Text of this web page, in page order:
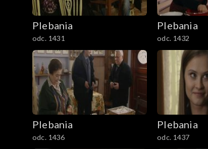
Plebania
odc. 1431
Plebania
odc. 1432
Plebania
odc. 1436
Plebania
odc. 1437